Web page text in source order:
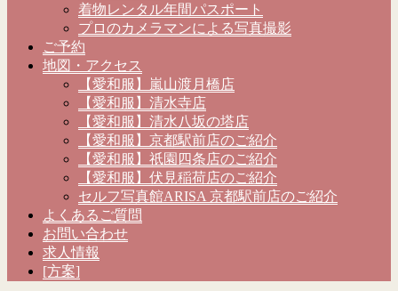
着物レンタル年間パスポート
プロのカメラマンによる写真撮影
ご予約
地図・アクセス
【愛和服】嵐山渡月橋店
【愛和服】清水寺店
【愛和服】清水八坂の塔店
【愛和服】京都駅前店のご紹介
【愛和服】祇園四条店のご紹介
【愛和服】伏見稲荷店のご紹介
セルフ写真館ARISA 京都駅前店のご紹介
よくあるご質問
お問い合わせ
求人情報
[方案]